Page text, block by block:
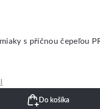
s příčnou čepeľou
Do košíka